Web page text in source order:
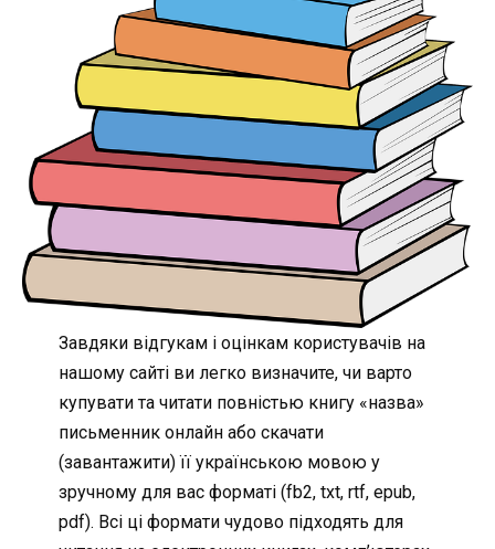
Завдяки відгукам і оцінкам користувачів на
нашому сайті ви легко визначите, чи варто
купувати та читати повністью книгу «назва»
письменник онлайн або скачати
(завантажити) її українською мовою у
зручному для вас форматі (fb2, txt, rtf, epub,
pdf). Всі ці формати чудово підходять для